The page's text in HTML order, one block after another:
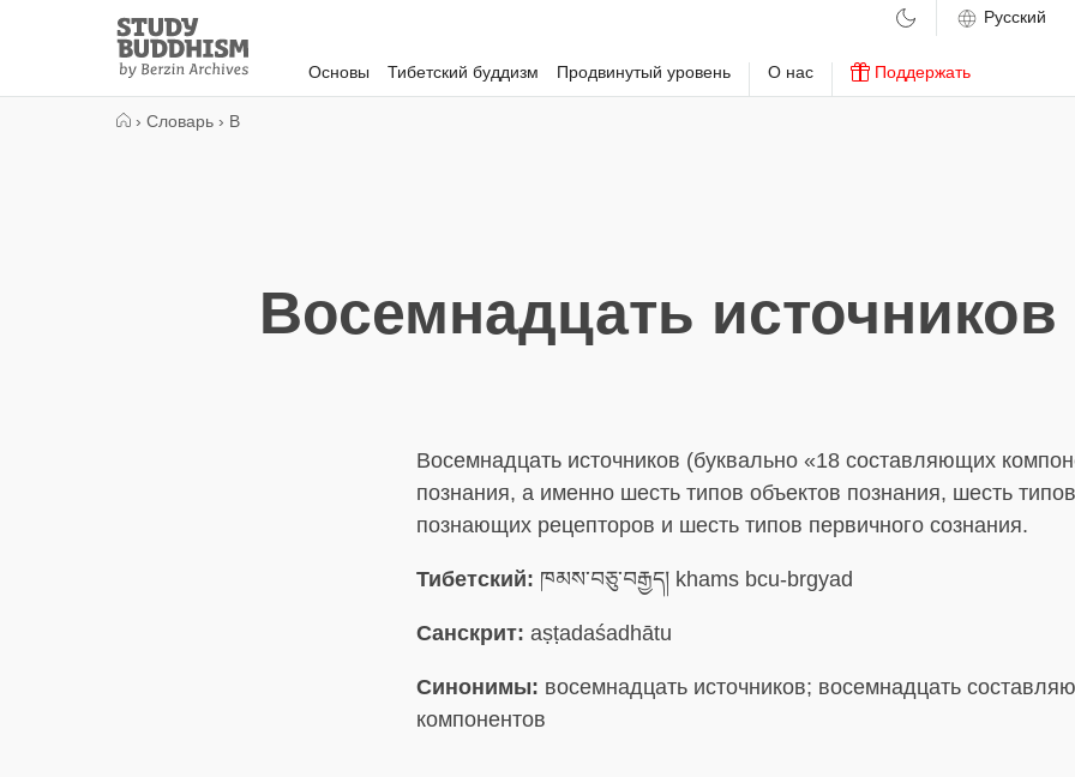
Study
Buddhism
Home
Основы Тибетский буддизм Продвинутый уровень О нас Поддержать
› Словарь › В
Восемнадцать источников
Восемнадцать источников (буквально «18 составляющих
познания, а именно шесть типов объектов познания, шесть типов
познающих рецепторов и шесть типов первичного сознания.
Тибетский: ཁམས་བཅུ་བརྒྱད། khams bcu-brgyad
Санскрит: aṣṭadaśadhātu
Синонимы: восемнадцать источников; восемнадцать
компонентов